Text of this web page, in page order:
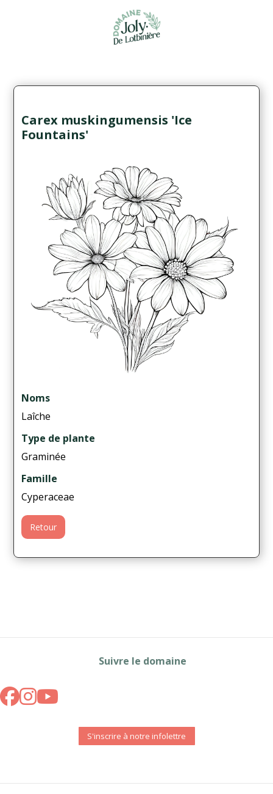
Carex muskingumensis 'Ice
Fountains'
Noms
Laîche
Type de plante
Graminée
Famille
Cyperaceae
Retour
Suivre le domaine
S'inscrire à notre infolettre